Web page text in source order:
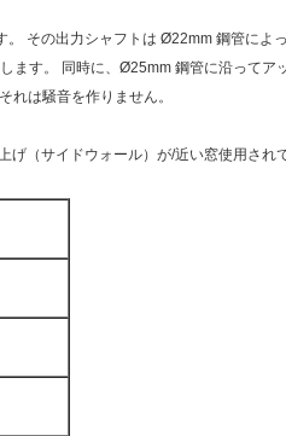
その出力シャフトは Ø22mm 鋼管によ
す。 同時に、Ø25mm 鋼管に沿ってア
れは騒音を作りません。
（サイドウォール）が/近い窓使用され